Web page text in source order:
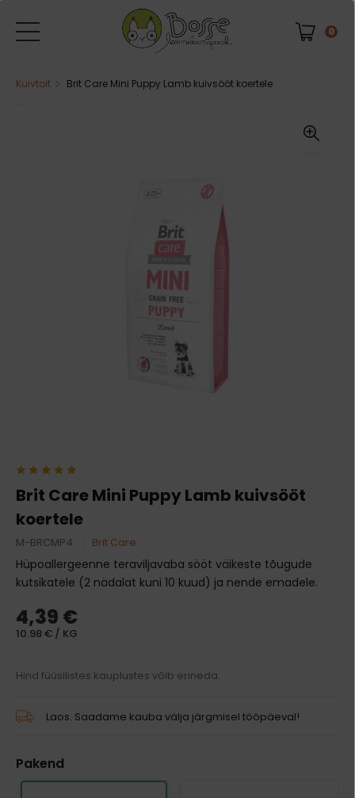
0
Kuivtoit Brit Care Mini Puppy Lamb kuivsööt koertele
Brit Care Mini Puppy Lamb kuivsööt
koertele
M-BRCMP4 Brit Care
Hüpoallergeenne teraviljavaba sööt väikeste tõugude
kutsikatele (2 nädalat kuni 10 kuud) ja nende emadele.
4,39 €
10.98 € / KG
Hind füüsilistes kauplustes võib erineda.
Laos. Saadame kauba välja järgmisel tööpäeval!
Pakend